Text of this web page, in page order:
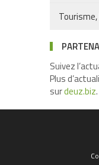
Suivez
Plus
surdeuz.biz.